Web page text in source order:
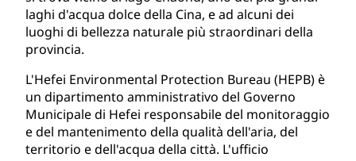
laghi d'acqua dolce della Cina, e ad alcuni dei
luoghi di bellezza naturale più straordinari della
provincia.
L'Hefei Environmental Protection Bureau (HEPB) è
un dipartimento amministrativo del Governo
Municipale di Hefei responsabile del monitoraggio
e del mantenimento della qualità dell'aria, del
territorio e dell'acqua della città. L'ufficio